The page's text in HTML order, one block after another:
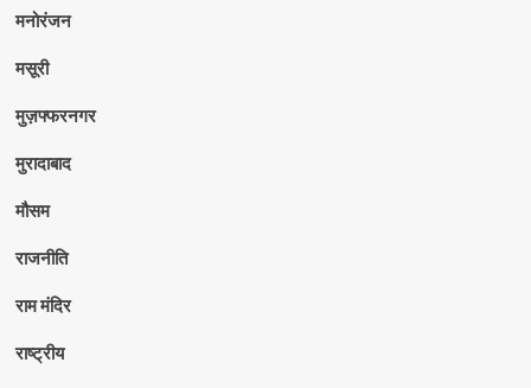
मनोरंजन
मसूरी
मुज़फ्फरनगर
मुरादाबाद
मौसम
राजनीति
राम मंदिर
राष्ट्रीय